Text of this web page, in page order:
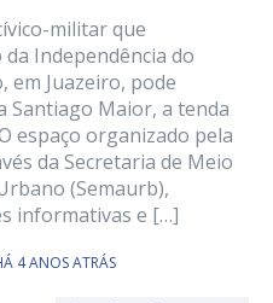
militar que
Independência do
em Juazeiro, pode
Santiago Maior, a tenda
espaço organizado pela
da Secretaria de Meio
(Semaurb),
informativas e […]
4 ANOS ATRÁS